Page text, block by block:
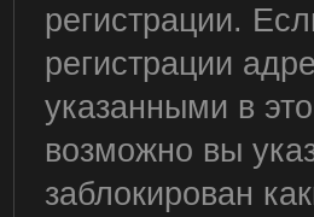
регистрации.
регистрации
указанными в
возможно вы
заблокирован